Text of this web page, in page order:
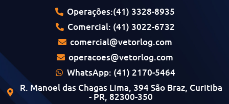
Operações:(41) 3328-8935
Comercial: (41) 3022-6732
comercial@vetorlog.com
operacoes@vetorlog.com
WhatsApp: (41) 2170-5464
R. Manoel das Chagas Lima, 394 São Braz, Curitiba
- PR, 82300-350